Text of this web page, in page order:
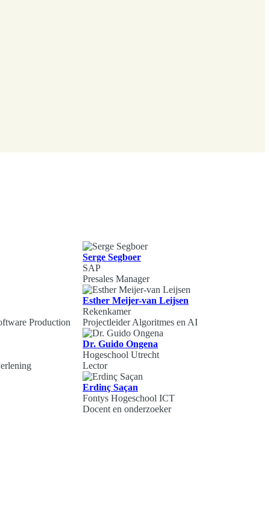
Production
Serge Segboer
SAP
Presales Manager
Esther Meijer-van Leijsen
Rekenkamer
Projectleider Algoritmes en AI
Dr. Guido Ongena
Hogeschool Utrecht
Lector
Erdinç Saçan
Fontys Hogeschool ICT
Docent en onderzoeker